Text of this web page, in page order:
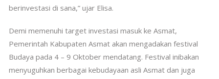
berinvestasi di sana,” ujar Elisa.
Demi memenuhi target investasi masuk ke Asmat,
Pemerintah Kabupaten Asmat akan mengadakan festival
Budaya pada 4 – 9 Oktober mendatang. Festival inibakan
menyuguhkan berbagai kebudayaan asli Asmat dan juga